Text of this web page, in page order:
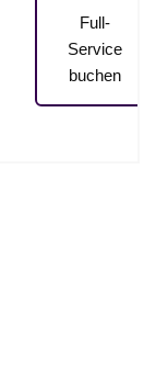
Full-
Service
buchen